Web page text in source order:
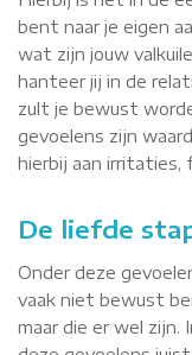
bent naar je eigen
wat zijn jouw
hanteer jij in de
zult je bewust
gevoelens zijn
hierbij aan irritaties,
De liefde
Onder deze
vaak niet bewust
maar die er wel